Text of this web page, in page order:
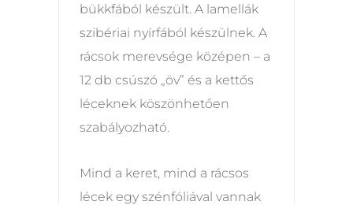
bükkfából készült. A lamellák
szibériai nyírfából készülnek. A
rácsok merevsége középen – a
12 db csúszó „öv” és a kettős
léceknek köszönhetően
szabályozható.
Mind a keret, mind a rácsos
lécek egy szénfóliával vannak